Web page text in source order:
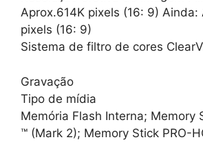
Aprox.614K pixels (16: 9) Ainda:
pixels (16: 9)
Sistema de filtro de cores
Gravação
Tipo de mídia
Memória Flash Interna; Memory
™ (Mark 2); Memory Stick PRO-